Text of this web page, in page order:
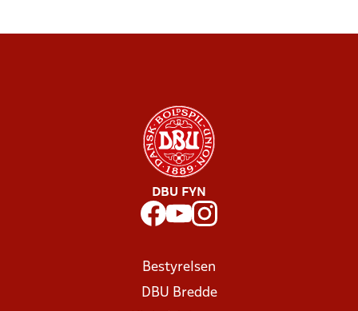
DBU FYN
Bestyrelsen
DBU Bredde